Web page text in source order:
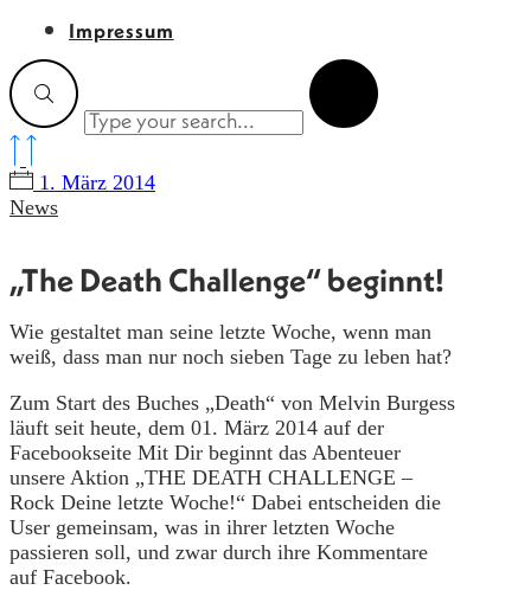
Impressum
1. März 2014
News
„The Death Challenge“ beginnt!
Wie gestaltet man seine letzte Woche, wenn man
weiß, dass man nur noch sieben Tage zu leben hat?
Zum Start des Buches „Death“ von Melvin Burgess
läuft seit heute, dem 01. März 2014 auf der
Facebookseite Mit Dir beginnt das Abenteuer
unsere Aktion „THE DEATH CHALLENGE –
Rock Deine letzte Woche!“ Dabei entscheiden die
User gemeinsam, was in ihrer letzten Woche
passieren soll, und zwar durch ihre Kommentare
auf Facebook.